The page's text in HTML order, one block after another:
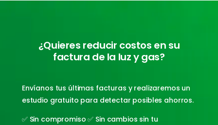
¿Quieres reducir costos en su
factura de la luz y gas?
Envíanos tus últimas facturas y realizaremos un
estudio gratuito para detectar posibles ahorros.
✅ Sin compromiso ✅ Sin cambios sin tu